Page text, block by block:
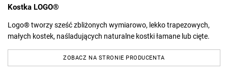
Kostka LOGO®
Logo® tworzy sześć zbliżonych wymiarowo, lekko trapezowych,
małych kostek, naśladujących naturalne kostki łamane lub cięte.
ZOBACZ NA STRONIE PRODUCENTA